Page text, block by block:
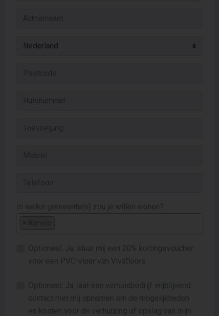
In welke gemeente(n) zou je willen wonen?
Optioneel: Ja, stuur mij een 20% kortingsvoucher
voor een PVC-vloer van Vivafloors
Optioneel: Ja, laat een verhuisbedrijf vrijblijvend
contact met mij opnemen om de mogelijkheden
en kosten voor de verhuizing of opslag van mijn